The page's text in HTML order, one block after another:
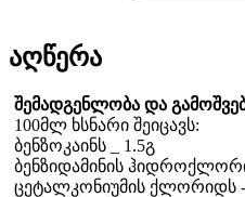
აღწერა
შემადგენლობა და
100მლ ხსნარი შეიცავს:
ბენზოკაინს _ 1.5გ
ბენზიდამინის
ცეტალკონიუმის ქლორიდს